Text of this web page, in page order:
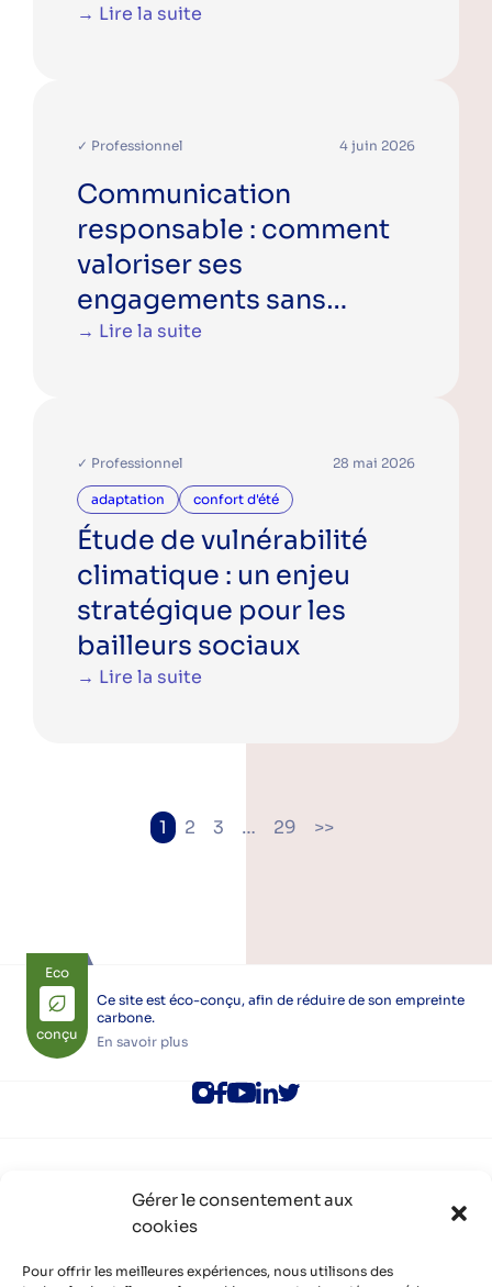
Gérer le consentement aux
cookies
Pour offrir les meilleures expériences, nous utilisons des
et d’installation
→ Lire la suite
✓ Professionnel 4 juin 2026
Communication
responsable : comment
valoriser ses
engagements sans
tomber dans le
→ Lire la suite
✓ Professionnel 28 mai 2026
adaptation confort d'été
Étude de vulnérabilité
climatique : un enjeu
stratégique pour les
bailleurs sociaux
→ Lire la suite
Pagination
publications
1 2 3 … 29 >>
Eco
conçu
Ce site est éco-conçu, afin de réduire de son empreinte
carbone.
En savoir plus
Rejoindre l’ALEC Lyon
Adhérer à l’ALEC Lyon
Politique de cookies (UE)